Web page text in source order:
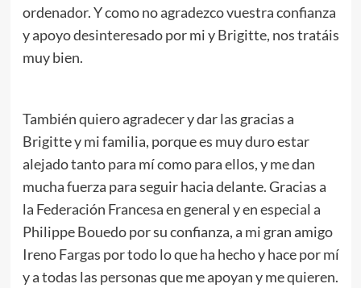
ordenador. Y como no agradezco vuestra confianza
y apoyo desinteresado por mi y Brigitte, nos tratáis
muy bien.
También quiero agradecer y dar las gracias a
Brigitte y mi familia, porque es muy duro estar
alejado tanto para mí como para ellos, y me dan
mucha fuerza para seguir hacia delante. Gracias a
la Federación Francesa en general y en especial a
Philippe Bouedo por su confianza, a mi gran amigo
Ireno Fargas por todo lo que ha hecho y hace por mí
y a todas las personas que me apoyan y me quieren.